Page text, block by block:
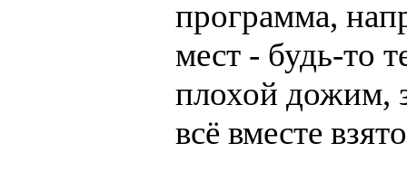
программа,
мест - будь-то
плохой дожим,
всё вместе